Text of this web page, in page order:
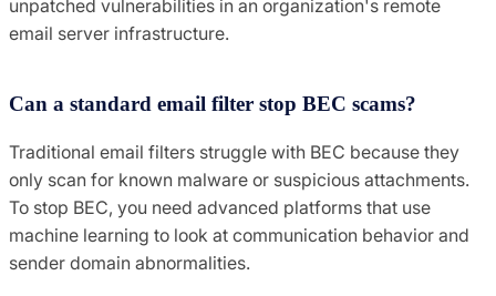
unpatched vulnerabilities in an organization's remote
email server infrastructure.
Can a standard email filter stop BEC scams?
Traditional email filters struggle with BEC because they
only scan for known malware or suspicious attachments.
To stop BEC, you need advanced platforms that use
machine learning to look at communication behavior and
sender domain abnormalities.